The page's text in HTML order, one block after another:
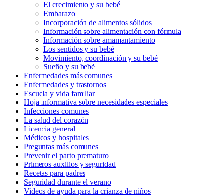
El crecimiento y su bebé
Embarazo
Incorporación de alimentos sólidos
Información sobre alimentación con fórmula
Información sobre amamantamiento
Los sentidos y su bebé
Movimiento, coordinación y su bebé
Sueño y su bebé
Enfermedades más comunes
Enfermedades y trastornos
Escuela y vida familiar
Hoja informativa sobre necesidades especiales
Infecciones comunes
La salud del corazón
Licencia general
Médicos y hospitales
Preguntas más comunes
Prevenir el parto prematuro
Primeros auxilios y seguridad
Recetas para padres
Seguridad durante el verano
Videos de ayuda para la crianza de niños